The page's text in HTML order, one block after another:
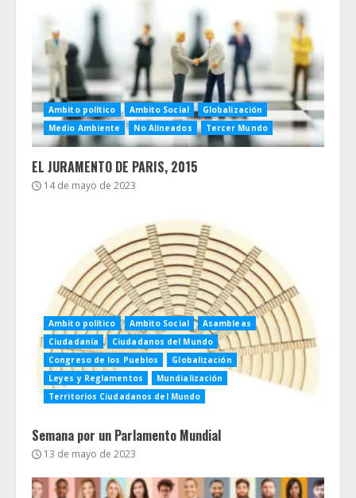
Ambito político Ambito Social
Globalización
Medio Ambiente
No Alineados Tercer Mundo
EL JURAMENTO DE PARIS, 2015
14 de mayo de 2023
Ambito político Ambito Social
Asambleas
Ciudadanía
Ciudadanos del Mundo
Congreso de los Pueblos
Globalización
Leyes y Reglamentos
Mundialización
Territorios Ciudadanos del Mundo
Semana por un Parlamento Mundial
13 de mayo de 2023